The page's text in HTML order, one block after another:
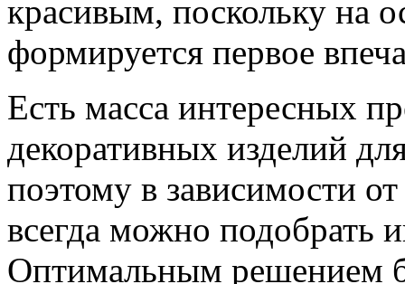
красивым, поскольку на
формируется первое
Есть масса интересных
декоративных изделий
поэтому в зависимости
всегда можно подобрать
Оптимальным решением